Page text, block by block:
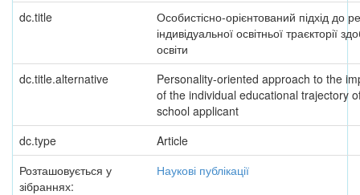
dc.title
Особистісно-орієнтований підхід до
індивідуальної освітньої траєкторії
освіти
dc.title.alternative
Personality-oriented approach to the
of the individual educational trajectory
school applicant
dc.type
Article
Розташовується у
зібраннях:
Наукові публікації